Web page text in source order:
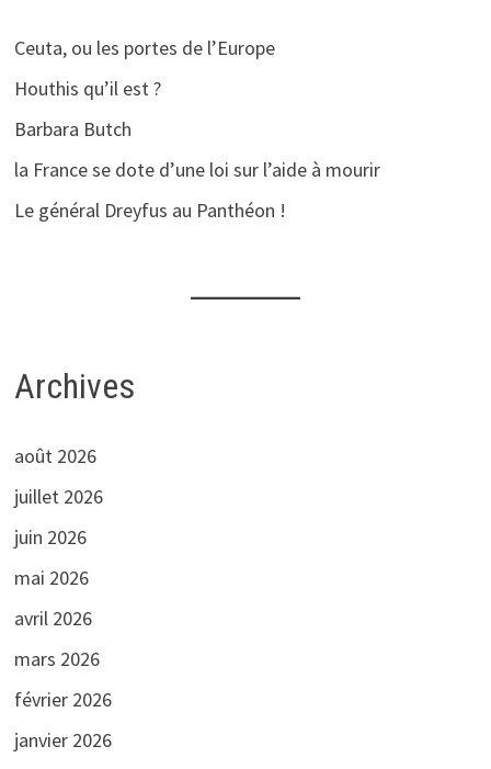
Ceuta, ou les portes de l’Europe
Houthis qu’il est ?
Barbara Butch
la France se dote d’une loi sur l’aide à mourir
Le général Dreyfus au Panthéon !
Archives
août 2026
juillet 2026
juin 2026
mai 2026
avril 2026
mars 2026
février 2026
janvier 2026